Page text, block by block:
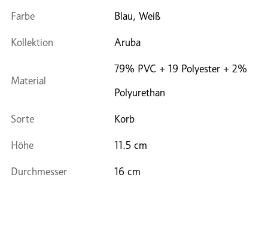
Farbe Blau, Weiß
Kollektion Aruba
Material
79% PVC + 19 Polyester + 2%
Polyurethan
Sorte Korb
Höhe 11.5 cm
Durchmesser 16 cm